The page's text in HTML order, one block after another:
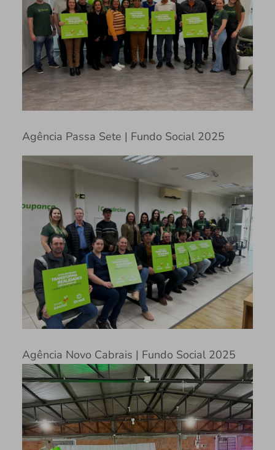
Agência Passa Sete | Fundo Social 2025
Agência Novo Cabrais | Fundo Social 2025